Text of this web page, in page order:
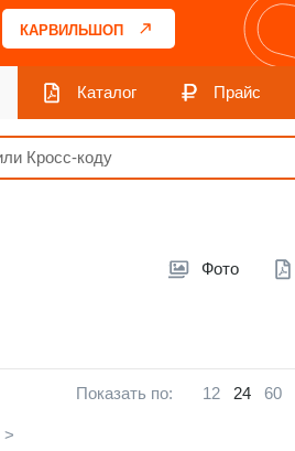
КАРВИЛЬШОП
Каталог Прайс
Фото
Показать по: 12 24 60
>